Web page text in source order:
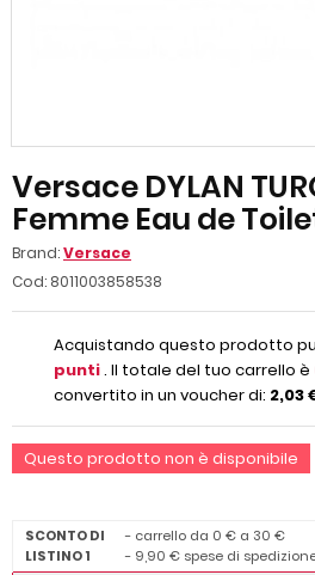
Versace DYLAN
Femme Eau de
Brand:Versace
Cod: 8011003858538
Acquistando questo prodotto
punti. Il totale del tuo carrello è
convertito in un voucher di: 2,03
Questo prodotto non è disponibile
SCONTO DI
LISTINO 1
- carrello da 0 € a 30 €
- 9,90 € spese di